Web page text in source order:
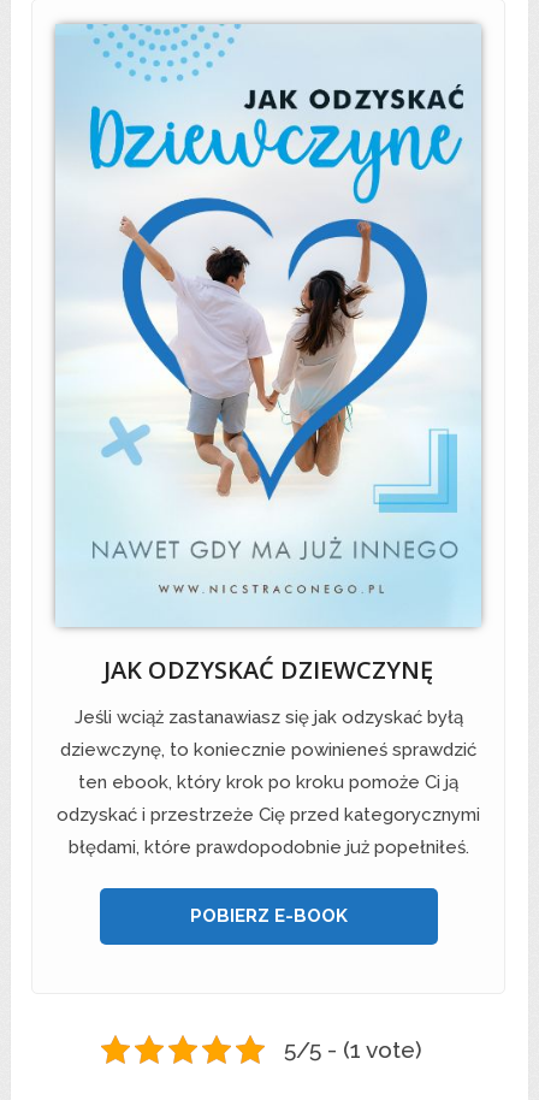
JAK ODZYSKAĆ DZIEWCZYNĘ
Jeśli wciąż zastanawiasz się jak odzyskać byłą
dziewczynę, to koniecznie powinieneś sprawdzić
ten ebook, który krok po kroku pomoże Ci ją
odzyskać i przestrzeże Cię przed kategorycznymi
błędami, które prawdopodobnie już popełniłeś.
POBIERZ E-BOOK
5/5 - (1 vote)